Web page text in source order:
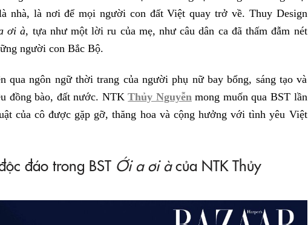
nhà, là nơi để mọi người con đất Việt quay trở về. Thuy Design
ơi à, tựa như một lời ru của mẹ, như câu dân ca đã thấm đẫm nét
người con Bắc Bộ.
qua ngôn ngữ thời trang của người phụ nữ bay bổng, sáng tạo và
đồng bào, đất nước. NTKThủy Nguyễnmong muốn qua BST lần
của cô được gặp gỡ, thăng hoa và cộng hưởng với tình yêu Việt
đáo trong BST Ới a ơi àcủa NTK Thủy